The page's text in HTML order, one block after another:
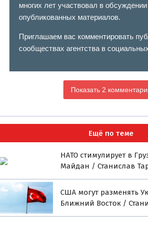
многих лет участвовал в обсуждении
опубликованных материалов.
Приглашаем вас комментировать
сообществах агентства в
Показать 2
Ещё по теме
НАТО стимулирует в
Майдан / Станислав
США могут разменять
Ближний Восток /